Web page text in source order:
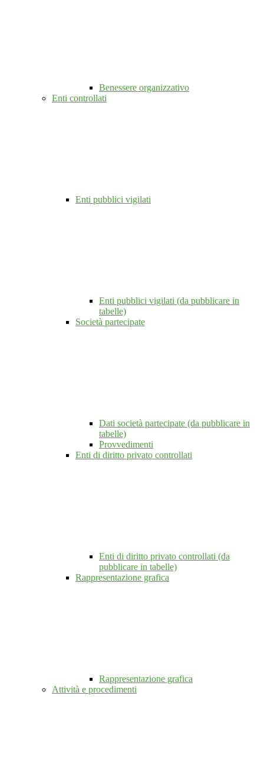
Benessere organizzativo
Enti controllati
Enti pubblici vigilati
Enti pubblici vigilati (da pubblicare in
tabelle)
Società partecipate
Dati società partecipate (da pubblicare in
tabelle)
Provvedimenti
Enti di diritto privato controllati
Enti di diritto privato controllati (da
pubblicare in tabelle)
Rappresentazione grafica
Rappresentazione grafica
Attività e procedimenti